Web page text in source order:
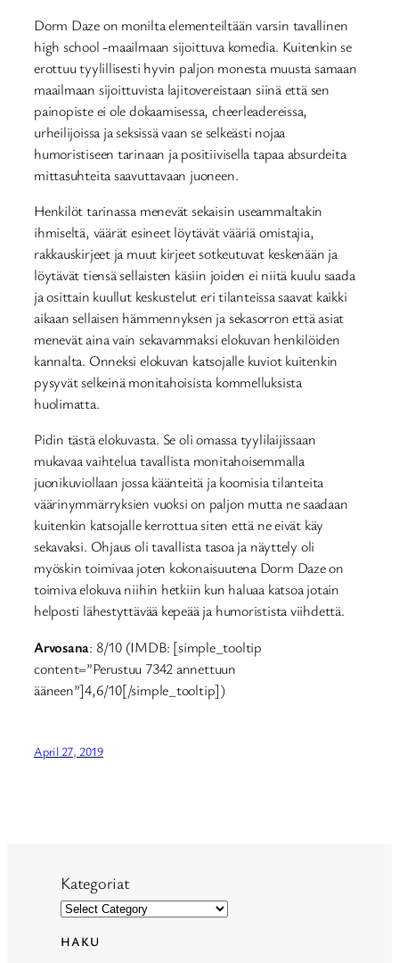
Dorm Daze on monilta elementeiltään varsin tavallinen
high school -maailmaan sijoittuva komedia. Kuitenkin se
erottuu tyylillisesti hyvin paljon monesta muusta samaan
maailmaan sijoittuvista lajitovereistaan siinä että sen
painopiste ei ole dokaamisessa, cheerleadereissa,
urheilijoissa ja seksissä vaan se selkeästi nojaa
humoristiseen tarinaan ja positiivisella tapaa absurdeita
mittasuhteita saavuttavaan juoneen.
Henkilöt tarinassa menevät sekaisin useammaltakin
ihmiseltä, väärät esineet löytävät vääriä omistajia,
rakkauskirjeet ja muut kirjeet sotkeutuvat keskenään ja
löytävät tiensä sellaisten käsiin joiden ei niitä kuulu saada
ja osittain kuullut keskustelut eri tilanteissa saavat kaikki
aikaan sellaisen hämmennyksen ja sekasorron että asiat
menevät aina vain sekavammaksi elokuvan henkilöiden
kannalta. Onneksi elokuvan katsojalle kuviot kuitenkin
pysyvät selkeinä monitahoisista kommelluksista
huolimatta.
Pidin tästä elokuvasta. Se oli omassa tyylilaijissaan
mukavaa vaihtelua tavallista monitahoisemmalla
juonikuviollaan jossa käänteitä ja koomisia tilanteita
väärinymmärryksien vuoksi on paljon mutta ne saadaan
kuitenkin katsojalle kerrottua siten että ne eivät käy
sekavaksi. Ohjaus oli tavallista tasoa ja näyttely oli
myöskin toimivaa joten kokonaisuutena Dorm Daze on
toimiva elokuva niihin hetkiin kun haluaa katsoa jotain
helposti lähestyttävää kepeää ja humoristista viihdettä.
Arvosana: 8/10 (IMDB: [simple_tooltip
content=”Perustuu 7342 annettuun
ääneen”]4,6/10[/simple_tooltip])
April 27, 2019
Kategoriat
HAKU